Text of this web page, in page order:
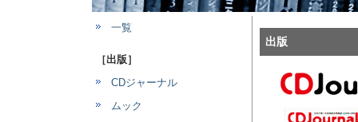
一覧
［出版］
CDジャーナル
ムック
出版